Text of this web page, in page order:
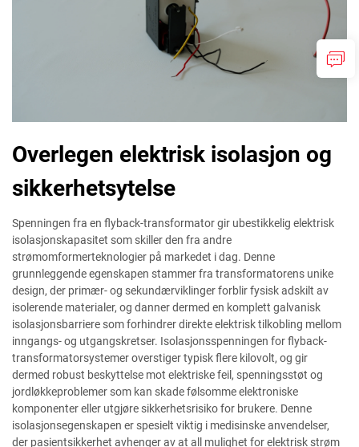
Overlegen elektrisk isolasjon og
sikkerhetsytelse
Spenningen fra en flyback-transformator gir ubestikkelig elektrisk
isolasjonskapasitet som skiller den fra andre
strømomformerteknologier på markedet i dag. Denne
grunnleggende egenskapen stammer fra transformatorens unike
design, der primær- og sekundærviklinger forblir fysisk adskilt av
isolerende materialer, og danner dermed en komplett galvanisk
isolasjonsbarriere som forhindrer direkte elektrisk tilkobling mellom
inngangs- og utgangskretser. Isolasjonsspenningen for flyback-
transformatorsystemer overstiger typisk flere kilovolt, og gir
dermed robust beskyttelse mot elektriske feil, spenningsstøt og
jordløkkeproblemer som kan skade følsomme elektroniske
komponenter eller utgjøre sikkerhetsrisiko for brukere. Denne
isolasjonsegenskapen er spesielt viktig i medisinske anvendelser,
der pasientsikkerhet avhenger av at all mulighet for elektrisk strøm